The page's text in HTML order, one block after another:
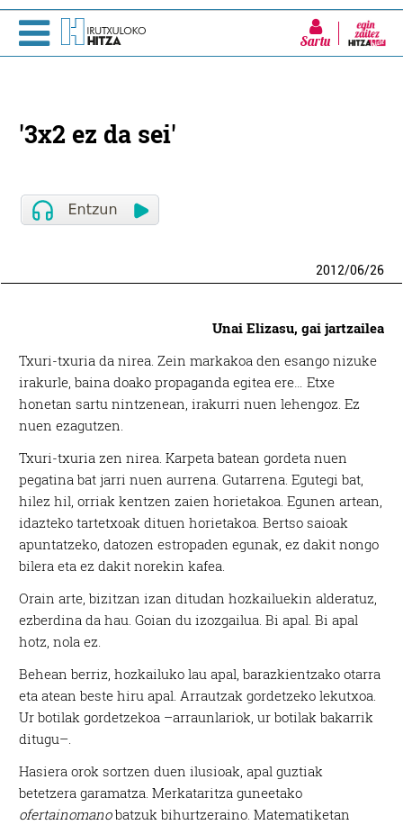
Sartu
'3x2 ez da sei'
2012/06/26
Unai Elizasu, gai jartzailea
Txuri-txuria da nirea. Zein markakoa den esango nizuke
irakurle, baina doako propaganda egitea ere… Etxe
honetan sartu nintzenean, irakurri nuen lehengoz. Ez
nuen ezagutzen.
Txuri-txuria zen nirea. Karpeta batean gordeta nuen
pegatina bat jarri nuen aurrena. Gutarrena. Egutegi bat,
hilez hil, orriak kentzen zaien horietakoa. Egunen artean,
idazteko tartetxoak dituen horietakoa. Bertso saioak
apuntatzeko, datozen estropaden egunak, ez dakit nongo
bilera eta ez dakit norekin kafea.
Orain arte, bizitzan izan ditudan hozkailuekin alderatuz,
ezberdina da hau. Goian du izozgailua. Bi apal. Bi apal
hotz, nola ez.
Behean berriz, hozkailuko lau apal, barazkientzako otarra
eta atean beste hiru apal. Arrautzak gordetzeko lekutxoa.
Ur botilak gordetzekoa –arraunlariok, ur botilak bakarrik
ditugu–.
Hasiera orok sortzen duen ilusioak, apal guztiak
betetzera garamatza. Merkataritza guneetako
ofertainomanobatzuk bihurtzeraino. Matematiketan